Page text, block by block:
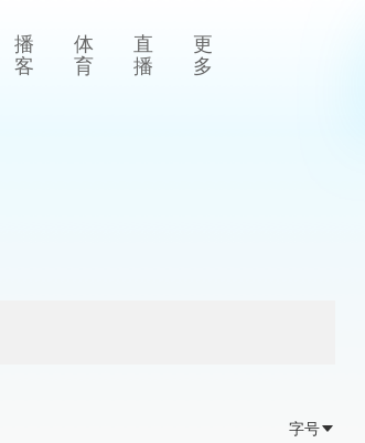
播
客
体
育
直
播
更
多
字号